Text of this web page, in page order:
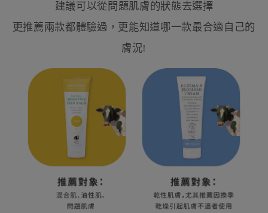
建議可以從問題肌膚的狀態去選擇
更推薦兩款都體驗過，更能知道哪一款最合適自己的
膚況!